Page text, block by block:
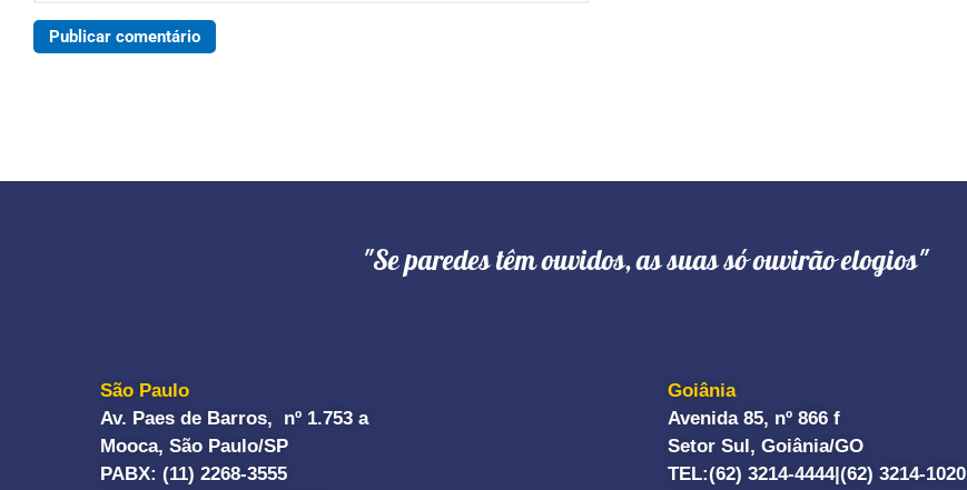
"Se paredes têm ouvidos, as suas só ouvirão elogios"
São Paulo
Av. Paes de Barros, nº 1.753 a
Mooca, São Paulo/SP
PABX: (11) 2268-3555
Goiânia
Avenida 85, nº 866 f
Setor Sul, Goiânia/GO
TEL:(62) 3214-4444| (62) 3214-1020